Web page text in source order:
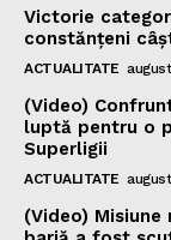
Victorie
constănțeni
ACTUALITATE
(Video)
luptă pentru o
Superligii
ACTUALITATE
(Video) Misiune